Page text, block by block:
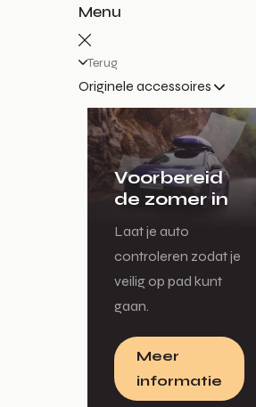
Menu
Terug
Originele accessoires
Voorbereid
de zomer in
Laat je auto
controleren zodat je
veilig op pad kunt
gaan.
Meer
informatie